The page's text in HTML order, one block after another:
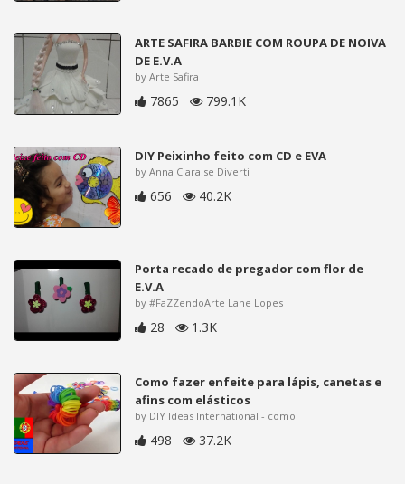
ARTE SAFIRA BARBIE COM ROUPA DE NOIVA
DE E.V.A
by Arte Safira
7865 799.1K
DIY Peixinho feito com CD e EVA
by Anna Clara se Diverti
656 40.2K
Porta recado de pregador com flor de
E.V.A
by #FaZZendoArte Lane Lopes
28 1.3K
Como fazer enfeite para lápis, canetas e
afins com elásticos
by DIY Ideas International - como
498 37.2K